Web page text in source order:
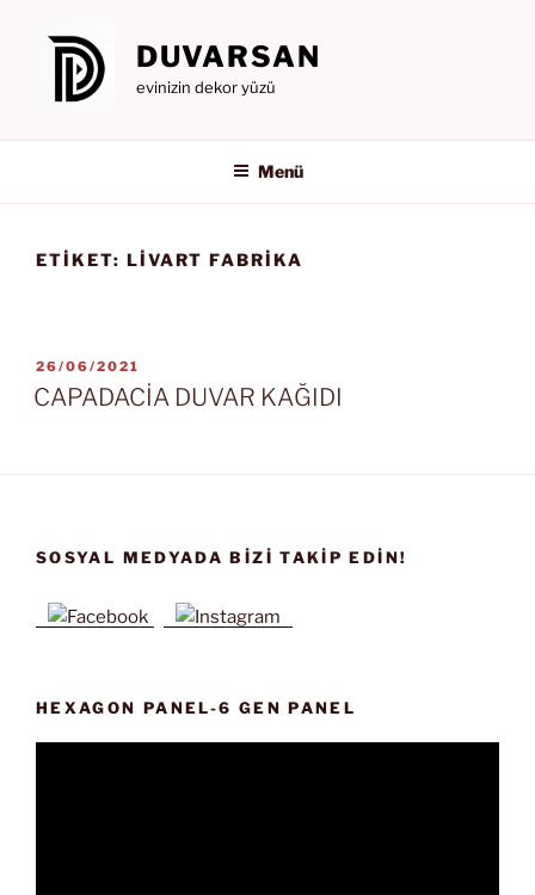
DUVARSAN
evinizin dekor yüzü
Menü
ETIKET: LIVART FABRIKA
YAYIM
TARIHI
26/06/2021
CAPADACİA DUVAR KAĞIDI
SOSYAL MEDYADA BIZI TAKIP EDIN!
HEXAGON PANEL-6 GEN PANEL